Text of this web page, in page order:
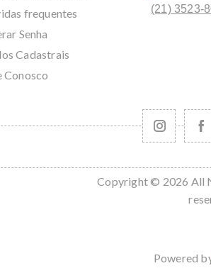
frequentes
Senha
Cadastrais
Conosco
(21) 3523-
Copyright © 2026 All
Powered